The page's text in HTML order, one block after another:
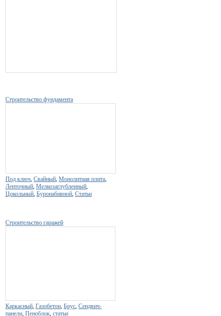
Строительство фундамента
Под ключ Свайный Монолитная плита
Ленточный Мелкозаглубленный
Цокольный Буронабивной Статьи
Строительство гаражей
Каркасный Газобетон Брус Сендвич-
панели Пеноблок статьи